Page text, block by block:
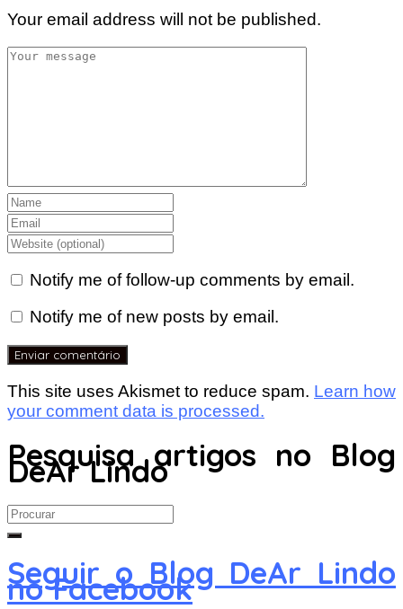
Your email address will not be published.
Notify me of follow-up comments by email.
Notify me of new posts by email.
This site uses Akismet to reduce spam. Learn how
your comment data is processed.
Pesquisa artigos no Blog
DeAr Lindo
Search
for:
Seguir o Blog DeAr Lindo
no Facebook